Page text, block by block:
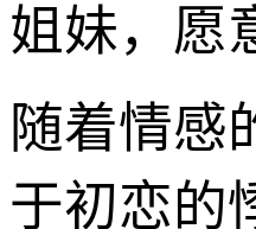
姐妹，愿
随着情感
于初恋的